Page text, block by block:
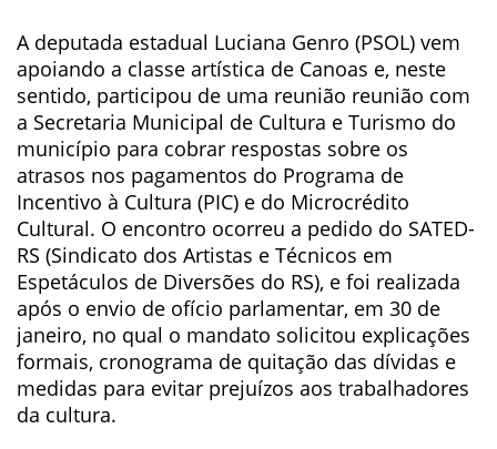
A deputada estadual Luciana Genro (PSOL) vem
apoiando a classe artística de Canoas e, neste
sentido, participou de uma reunião reunião com
a Secretaria Municipal de Cultura e Turismo do
município para cobrar respostas sobre os
atrasos nos pagamentos do Programa de
Incentivo à Cultura (PIC) e do Microcrédito
Cultural. O encontro ocorreu a pedido do SATED-
RS (Sindicato dos Artistas e Técnicos em
Espetáculos de Diversões do RS), e foi realizada
após o envio de ofício parlamentar, em 30 de
janeiro, no qual o mandato solicitou explicações
formais, cronograma de quitação das dívidas e
medidas para evitar prejuízos aos trabalhadores
da cultura.